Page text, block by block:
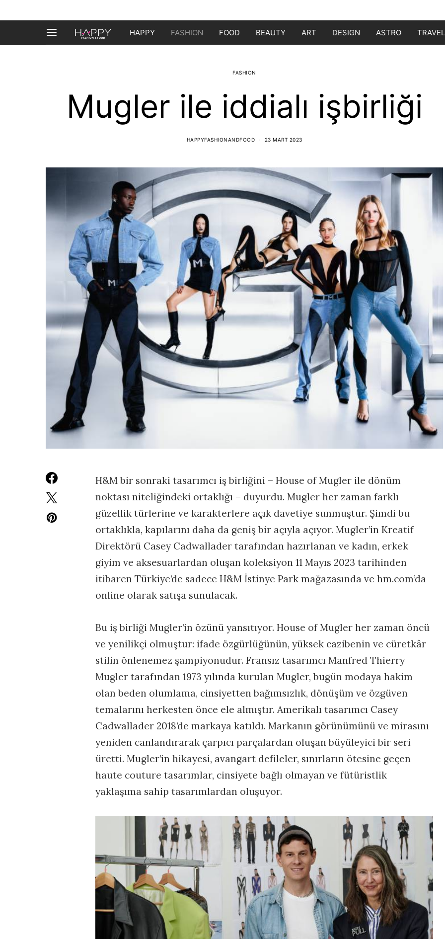
HAPPY FASHION FOOD BEAUTY ART DESIGN ASTRO TRAVEL
FASHION
Mugler ile iddialı işbirliği
HAPPYFASHIONANDFOOD 23 MART 2023
H&M bir sonraki tasarımcı iş birliğini – House of Mugler ile dönüm
noktası niteliğindeki ortaklığı – duyurdu. Mugler her zaman farklı
güzellik türlerine ve karakterlere açık davetiye sunmuştur. Şimdi bu
ortaklıkla, kapılarını daha da geniş bir açıyla açıyor. Mugler’in Kreatif
Direktörü Casey Cadwallader tarafından hazırlanan ve kadın, erkek
giyim ve aksesuarlardan oluşan koleksiyon 11 Mayıs 2023 tarihinden
itibaren Türkiye’de sadece H&M İstinye Park mağazasında ve hm.com’da
online olarak satışa sunulacak.
Bu iş birliği Mugler’in özünü yansıtıyor. House of Mugler her zaman öncü
ve yenilikçi olmuştur: ifade özgürlüğünün, yüksek cazibenin ve cüretkâr
stilin önlenemez şampiyonudur. Fransız tasarımcı Manfred Thierry
Mugler tarafından 1973 yılında kurulan Mugler, bugün modaya hakim
olan beden olumlama, cinsiyetten bağımsızlık, dönüşüm ve özgüven
temalarını herkesten önce ele almıştır. Amerikalı tasarımcı Casey
Cadwallader 2018’de markaya katıldı. Markanın görünümünü ve mirasını
yeniden canlandırarak çarpıcı parçalardan oluşan büyüleyici bir seri
üretti. Mugler’in hikayesi, avangart defileler, sınırların ötesine geçen
haute couture tasarımlar, cinsiyete bağlı olmayan ve fütüristlik
yaklaşıma sahip tasarımlardan oluşuyor.